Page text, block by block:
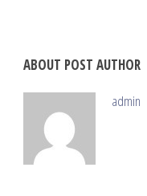
ABOUT POST AUTHOR
admin